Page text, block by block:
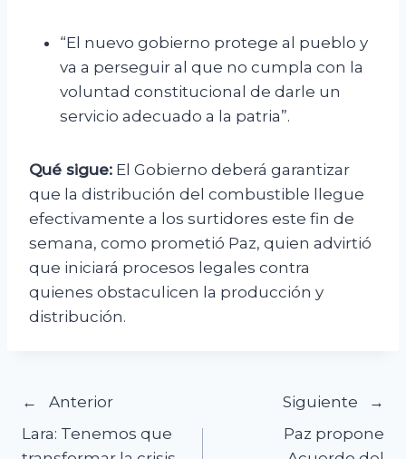
“El nuevo gobierno protege al pueblo y
va a perseguir al que no cumpla con la
voluntad constitucional de darle un
servicio adecuado a la patria”.
Qué sigue: El Gobierno deberá garantizar
que la distribución del combustible llegue
efectivamente a los surtidores este fin de
semana, como prometió Paz, quien advirtió
que iniciará procesos legales contra
quienes obstaculicen la producción y
distribución.
Navegación
Anterior
Lara: Tenemos que
Siguiente
Paz propone